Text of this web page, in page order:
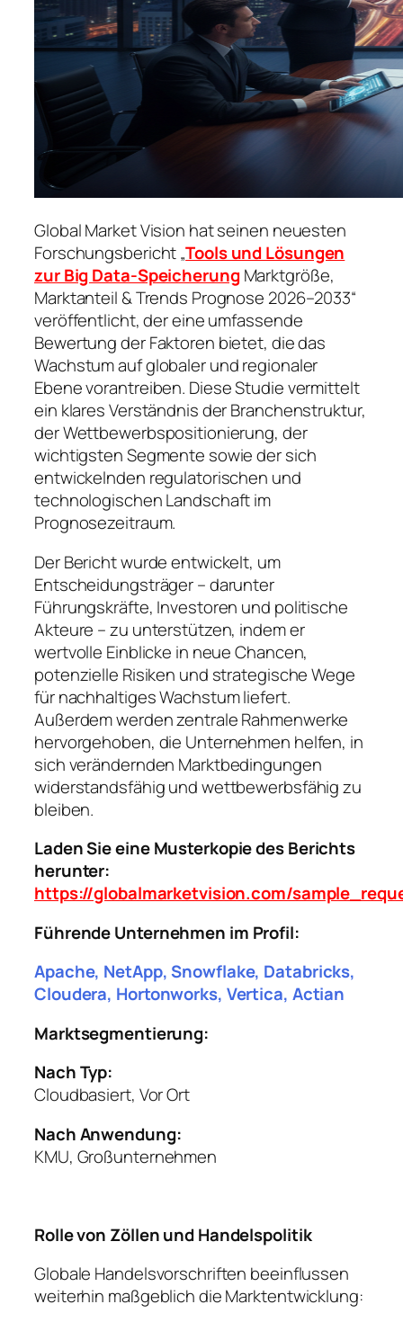
Global Market Vision hat seinen neuesten
Forschungsbericht „Tools und Lösungen
zur Big Data-SpeicherungMarktgröße,
Marktanteil & Trends Prognose 2026–2033“
veröffentlicht, der eine umfassende
Bewertung der Faktoren bietet, die das
Wachstum auf globaler und regionaler
Ebene vorantreiben. Diese Studie vermittelt
ein klares Verständnis der Branchenstruktur,
der Wettbewerbspositionierung, der
wichtigsten Segmente sowie der sich
entwickelnden regulatorischen und
technologischen Landschaft im
Prognosezeitraum.
Der Bericht wurde entwickelt, um
Entscheidungsträger – darunter
Führungskräfte, Investoren und politische
Akteure – zu unterstützen, indem er
wertvolle Einblicke in neue Chancen,
potenzielle Risiken und strategische Wege
für nachhaltiges Wachstum liefert.
Außerdem werden zentrale Rahmenwerke
hervorgehoben, die Unternehmen helfen, in
sich verändernden Marktbedingungen
widerstandsfähig und wettbewerbsfähig zu
bleiben.
Laden Sie eine Musterkopie des Berichts
herunter:
https://globalmarketvision.com/
Führende Unternehmen im Profil:
Apache, NetApp, Snowflake, Databricks,
Cloudera, Hortonworks, Vertica, Actian
Marktsegmentierung:
Nach Typ:
Cloudbasiert, Vor Ort
Nach Anwendung:
KMU, Großunternehmen
Rolle von Zöllen und Handelspolitik
Globale Handelsvorschriften beeinflussen
weiterhin maßgeblich die Marktentwicklung: